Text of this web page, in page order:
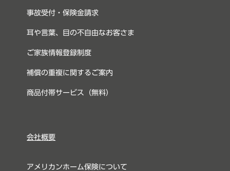
事故受付・保険金請求
耳や言葉、目の不自由なお客さま
ご家族情報登録制度
補償の重複に関するご案内
商品付帯サービス（無料）
会社概要
アメリカンホーム保険について